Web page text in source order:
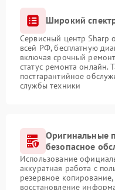
Широкий
Сервисный центр Sharp
всей РФ, бесплатную
включая срочный
статус ремонта онлайн.
постгарантийное
службы техники
Оригинальные
безопасное
Использование
аккуратная работа с
резервное
восстановление